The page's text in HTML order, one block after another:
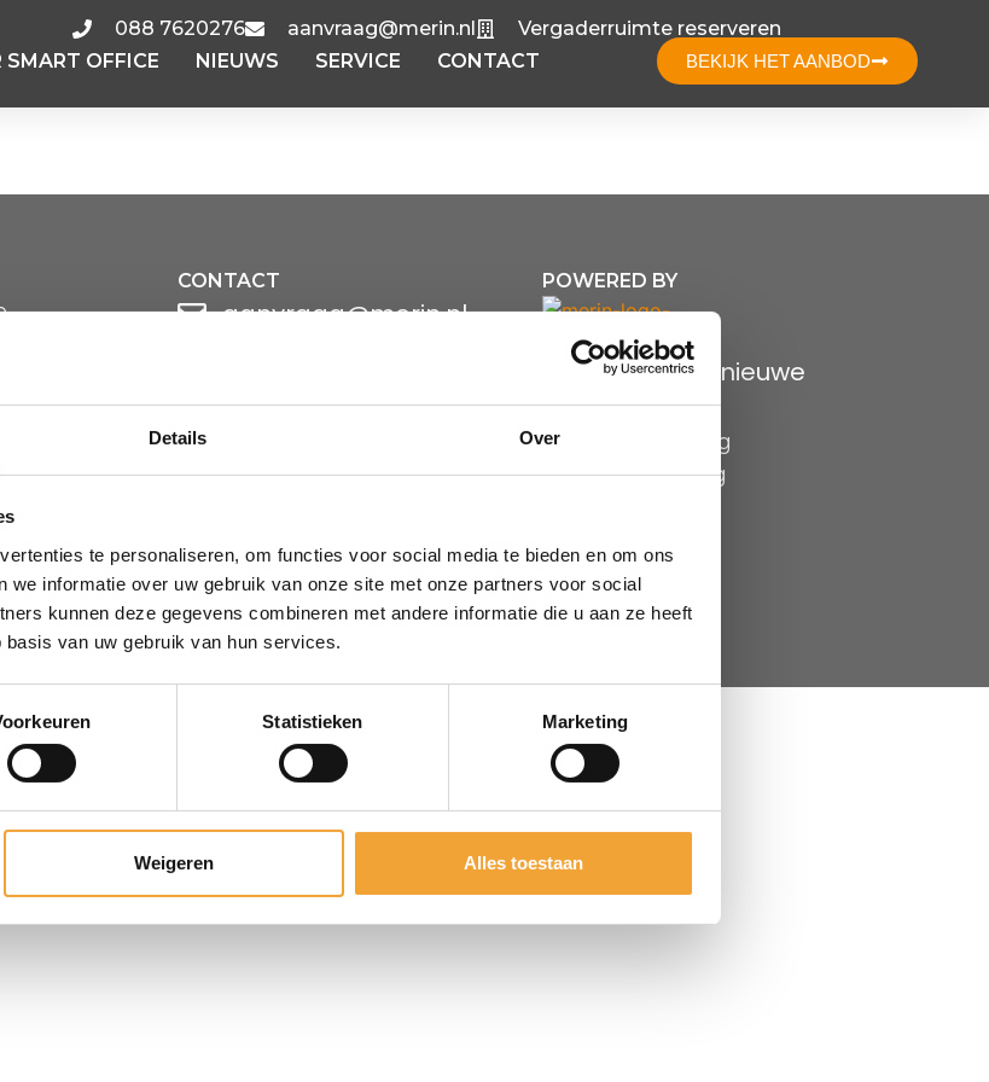
Details Over
te personaliseren, om functies voor social media te bieden en om ons
we informatie over uw gebruik van onze site met onze partners voor social
kunnen deze gegevens combineren met andere informatie die u aan ze heeft
van uw gebruik van hun services.
Statistieken Marketing
Weigeren Alles toestaan
088 7620276 aanvraag@merin.nl
Vergaderruimte reserveren
SMART OFFICE NIEUWS SERVICE CONTACT BEKIJK HET AANBOD
CONTACT
aanvraag@merin.nl
LinkedIn
HOOFDKANTOOR
Zuiderhof II
1081 KM Amsterdam
POWERED BY
Bekijk onze nieuwe
brochure
Privacyverklaring
Cookieverklaring